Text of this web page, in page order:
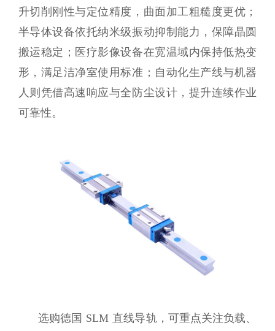
升切削刚性与定位精度，曲面加工粗糙度更优；
半导体设备依托纳米级振动抑制能力，保障晶圆
搬运稳定；医疗影像设备在宽温域内保持低热变
形，满足洁净室使用标准；自动化生产线与机器
人则凭借高速响应与全防尘设计，提升连续作业
可靠性。
选购德国 SLM 直线导轨，可重点关注负载、